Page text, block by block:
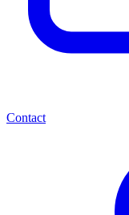
Contact